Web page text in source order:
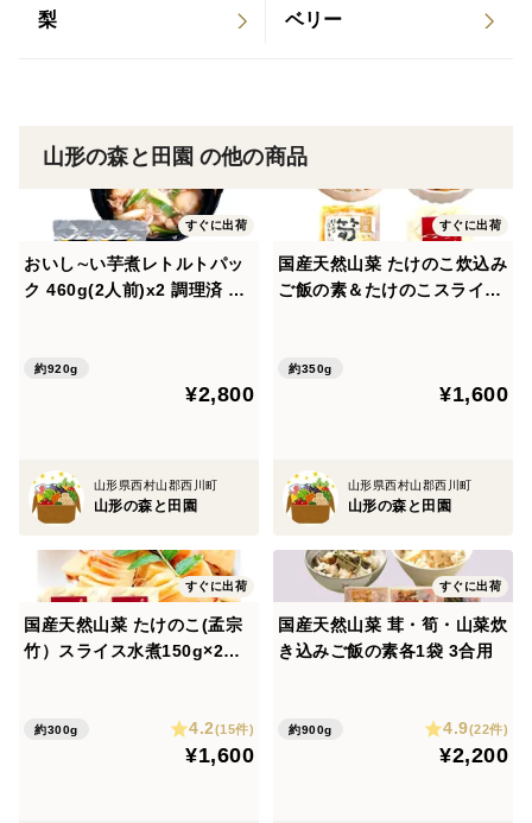
梨 ベリー
山形の森と田園 の他の商品
すぐに出荷
おいし∼い芋煮レトルトパッ
ク 460g(2人前)x2 調理済 里
約920g
¥2,800
山形県西村山郡西川町
山形の森と田園
すぐに出荷
国産天然山菜 たけのこ炊込み
ご飯の素＆たけのこスライス
約350g
¥1,600
山形県西村山郡西川町
山形の森と田園
すぐに出荷
国産天然山菜 たけのこ(孟宗
竹）スライス水煮150g×2袋
約300g 4.2(15件)
¥1,600
すぐに出荷
国産天然山菜 茸・筍・山菜炊
き込みご飯の素各1袋 3合用
約900g 4.9(22件)
¥2,200